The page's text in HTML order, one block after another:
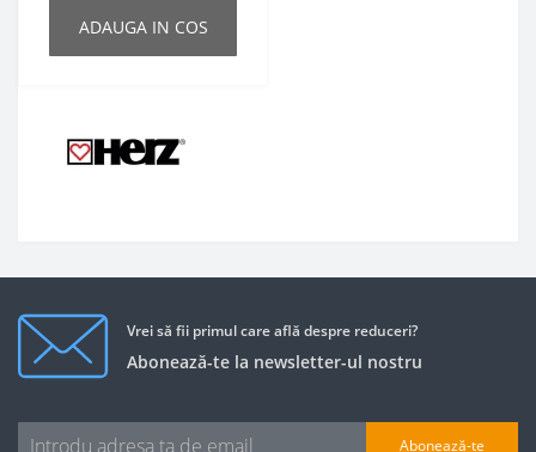
ADAUGA IN COS
Vrei să fii primul care află despre reduceri?
Abonează-te la newsletter-ul nostru
Abonează-te